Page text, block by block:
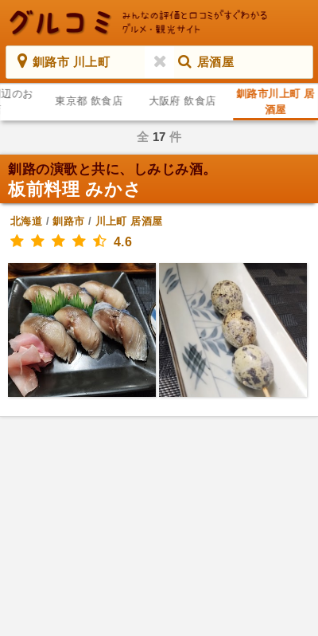
釧路市 川上町 居酒屋
のお
東京都 飲食店 大阪府 飲食店
釧路市川上町 居
酒屋
全 17 件
釧路の演歌と共に、しみじみ酒。
板前料理 みかさ
北海道 /釧路市 / 川上町 居酒屋
4.6